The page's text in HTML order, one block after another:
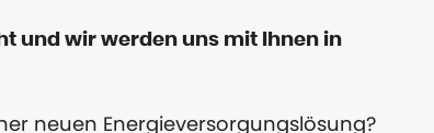
und wir werden uns mit Ihnen in
neuen Energieversorgungslösung?